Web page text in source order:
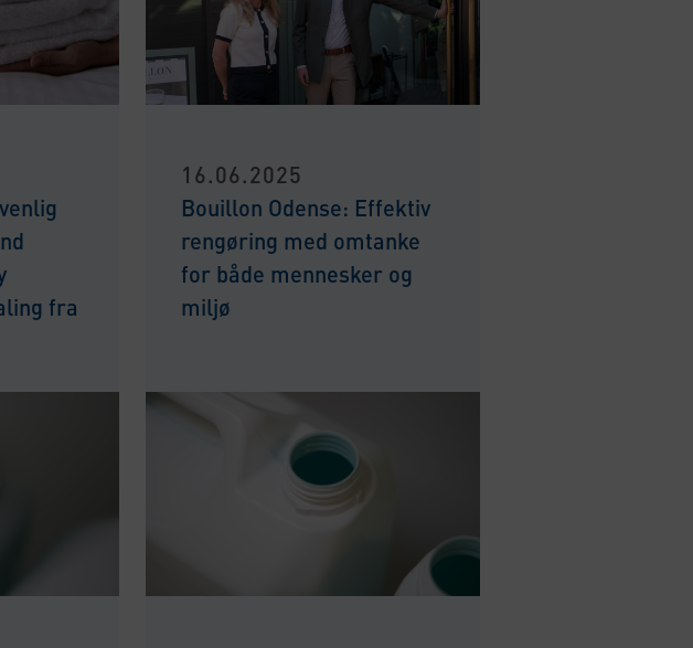
fra
16.06.2025
Bouillon Odense: Effektiv
rengøring med omtanke
for både mennesker og
miljø